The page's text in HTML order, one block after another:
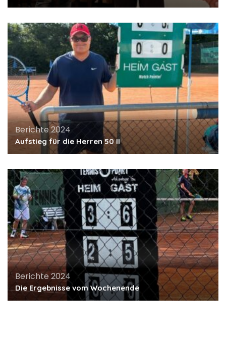
Berichte 2024
Aufstieg für die Herren 50 II
Berichte 2024
Die Ergebnisse vom Wochenende